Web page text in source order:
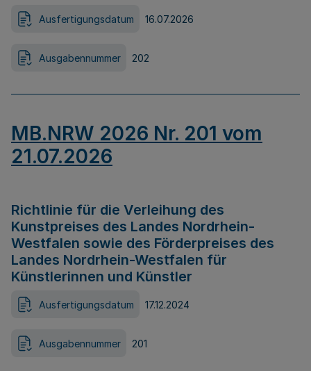
Ausfertigungsdatum 16.07.2026
Ausgabennummer 202
MB.NRW 2026 Nr. 201 vom
21.07.2026
Richtlinie für die Verleihung des
Kunstpreises des Landes Nordrhein-
Westfalen sowie des Förderpreises des
Landes Nordrhein-Westfalen für
Künstlerinnen und Künstler
Ausfertigungsdatum 17.12.2024
Ausgabennummer 201